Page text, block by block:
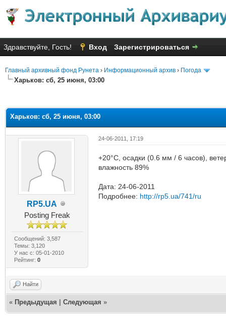
Здравствуйте, Гость! Вход Зарегистрироваться
Главный архивный фонд Рунета › Информационный архив › Погода
Харьков: сб, 25 июня, 03:00
Харьков: сб, 25 июня, 03:00
RP5.UA
Posting Freak
Сообщений: 3,587
Темы: 3,120
У нас с: 05-01-2010
Рейтинг: 0
24-06-2011, 17:19
+20°C, осадки (0.6 мм / 6 часов),
влажность 89%
Дата: 24-06-2011
Подробнее: http://rp5.ua/741/ru
Найти
« Предыдущая Следующая »